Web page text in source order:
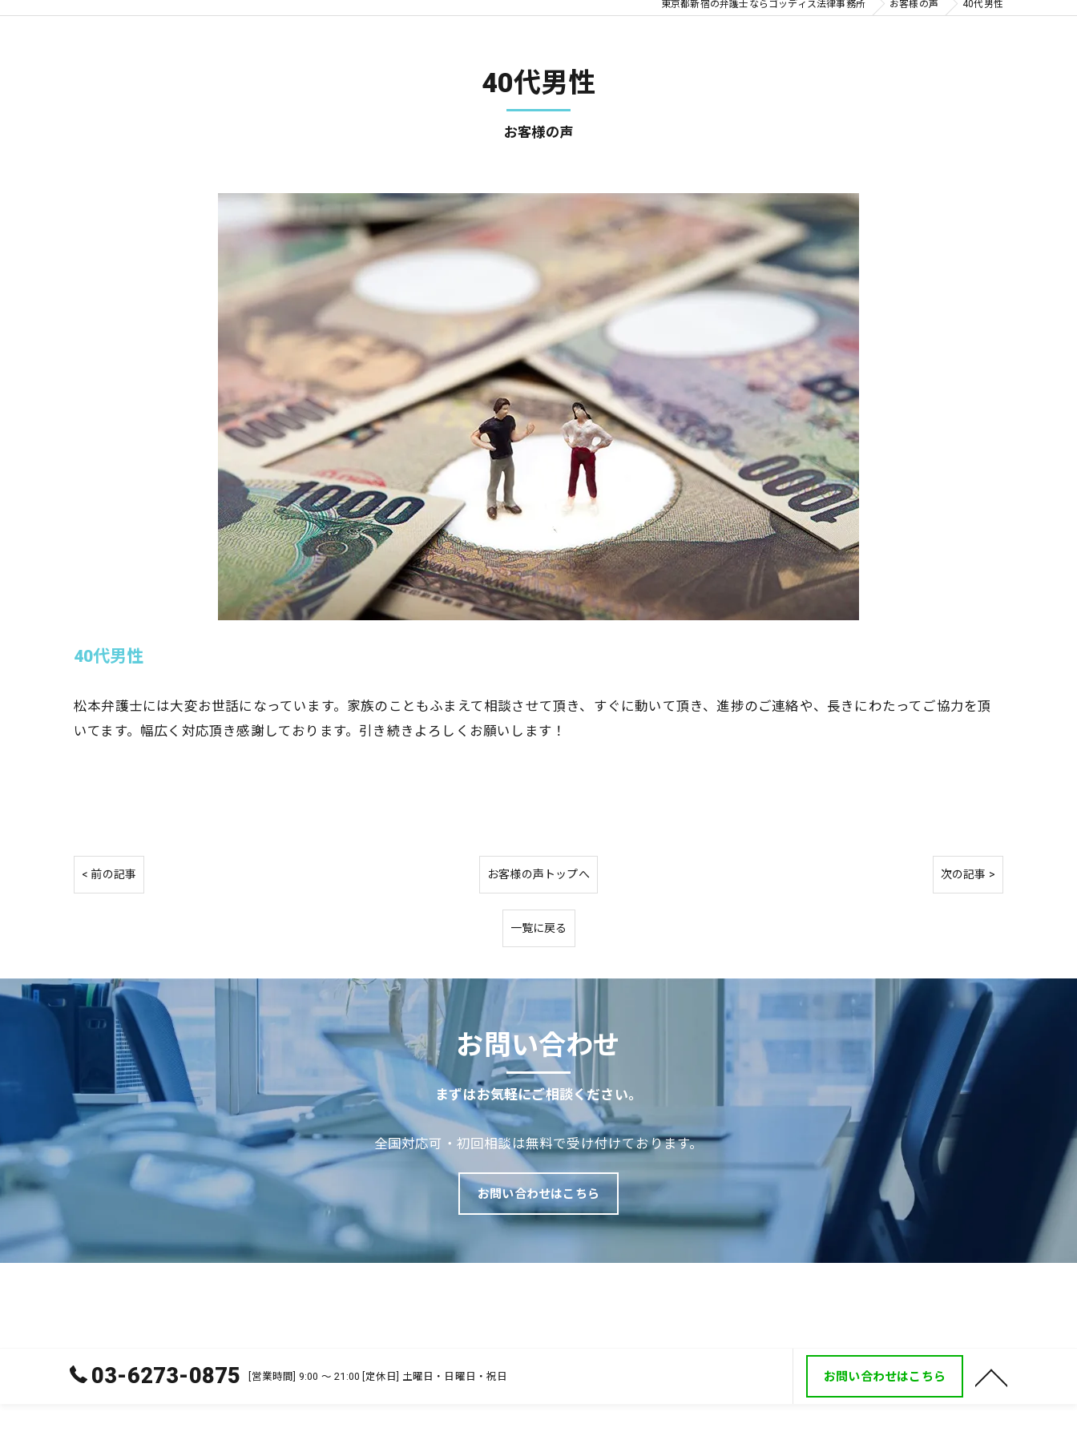
刑事事件
東京都新宿の弁護士ならゴッディス法律事務所 お客様の声 40代男性
お客様の声
40代男性
40代男性
松本弁護士には大変お世話になっています。家族のこともふまえて相談させて頂き、すぐに動いて頂き、進捗のご連絡や、長きにわたってご協力を頂
いてます。幅広く対応頂き感謝しております。引き続きよろしくお願いします！
< 前の記事 お客様の声トップへ 次の記事 >
一覧に戻る
まずはお気軽にご相談ください。
お問い合わせ
全国対応可・初回相談は無料で受け付けております。
お問い合わせはこちら
03-6273-0875 [営業時間] 9:00 ～ 21:00 [定休日] 土曜日・日曜日・祝日 お問い合わせはこちら